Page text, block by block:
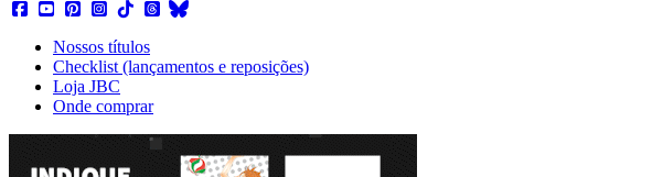
Nossos títulos
Checklist (lançamentos e reposições)
Loja JBC
Onde comprar